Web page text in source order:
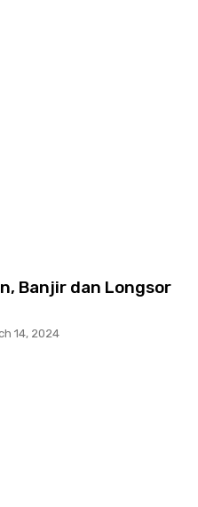
Banjir dan Longsor
14, 2024